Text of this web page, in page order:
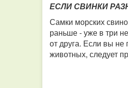
ЕСЛИ СВИНКИ
Самки морских
раньше - уже в три
от друга. Если вы не
животных, следует